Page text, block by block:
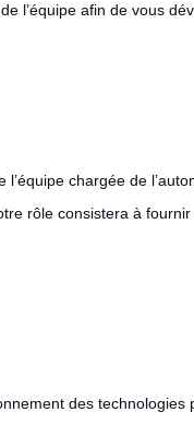
l’équipe afin de vous
chargée de
rôle consistera à
des